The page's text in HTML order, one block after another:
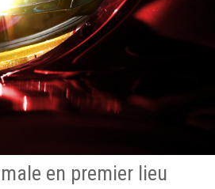
en premier lieu